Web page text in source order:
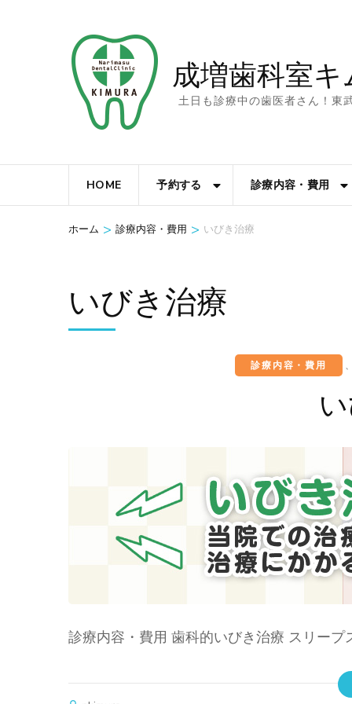
ッ
成増歯科室キ
土日も診療中の歯医者さん！東
HOME 予約する 診療内容・費用
ホーム > 診療内容・費用 > いびき治療
いびき治療
診療内容・費用 、
診療内容・費用 歯科的いびき治療 スリー